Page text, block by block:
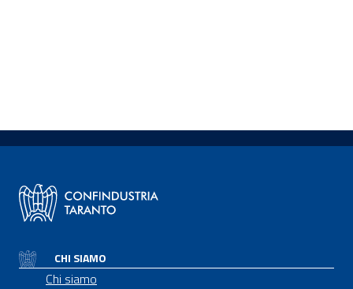
CHI SIAMO
Chi siamo